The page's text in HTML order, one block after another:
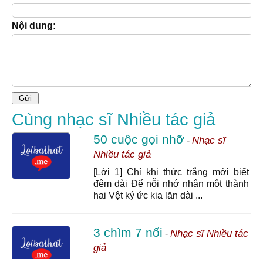
Nội dung:
Cùng nhạc sĩ Nhiều tác giả
50 cuộc gọi nhỡ- Nhạc sĩ
Nhiều tác giả
[Lời 1] Chỉ khi thức trắng mới biết
đêm dài Để nỗi nhớ nhân một thành
hai Vệt ký ức kia lăn dài ...
3 chìm 7 nổi - Nhạc sĩ Nhiều tác
giả